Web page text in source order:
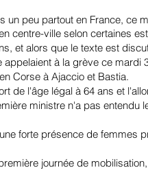
peu partout en France, ce
centre-ville selon certaines
et alors que le texte est
à la grève ce mardi
Corse à Ajaccio et Bastia.
de l'âge légal à 64 ans et
ministre n'a pas entendu
forte présence de femmes
journée de